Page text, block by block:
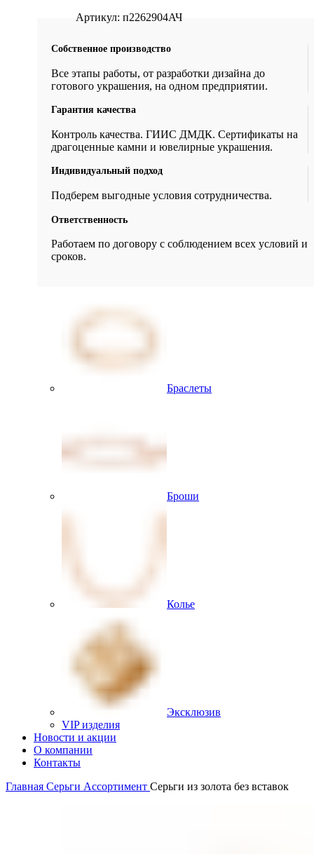
Артикул: п2262904АЧ
Собственное производство
Все этапы работы, от разработки дизайна до
готового украшения, на одном предприятии.
Гарантия качества
Контроль качества. ГИИС ДМДК. Сертификаты на
драгоценные камни и ювелирные украшения.
Индивидуальный подход
Подберем выгодные условия сотрудничества.
Ответственность
Работаем по договору с соблюдением всех условий и
сроков.
Браслеты
Броши
Колье
Эксклюзив
VIP изделия
Новости и акции
О компании
Контакты
Главная Серьги Ассортимент Серьги из золота без вставок